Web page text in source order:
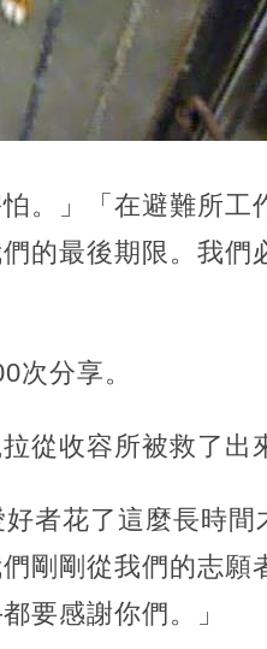
。」「在避難所
的最後期限。我們
次分享。
從收容所被救了出
者花了這麼長時
剛剛從我們的志願
要感謝你們。」